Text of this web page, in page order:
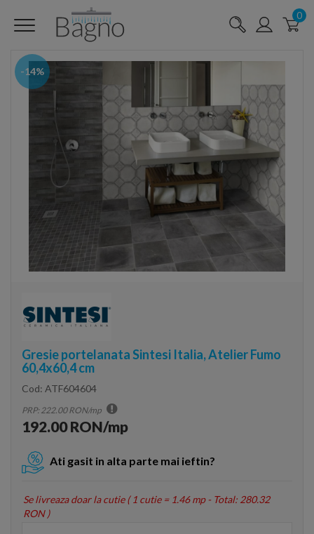
0
-14%
Gresie portelanata Sintesi Italia, Atelier Fumo
60,4x60,4 cm
Cod: ATF604604
PRP: 222.00 RON/mp
192.00 RON/mp
Ati gasit in alta parte mai ieftin?
Se livreaza doar la cutie (1 cutie = 1.46 mp - Total: 280.32
RON )